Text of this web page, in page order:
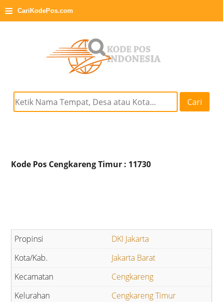
≡ CariKodePos.com
Cari
Kode Pos Cengkareng Timur : 11730
DKI Jakarta
Jakarta Barat
Cengkareng
Cengkareng Timur